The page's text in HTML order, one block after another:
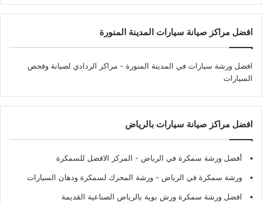
افضل مراكز صيانة سيارات المدينة المنورة
افضل ورشة سيارات في المدينة المنورة - مراكز الردادي لصيانة وفحص
السيارات
افضل مراكز صيانة سيارات بالرياض
أفضل ورشة سمكرة في الرياض - المركز الافضل للسمكرة
ورشة سمكرة في الرياض - ورشة المحرك لسمكرة ودهان السيارات
افضل ورشة سمكرة ورش بوية بالرياض الصناعية القديمة